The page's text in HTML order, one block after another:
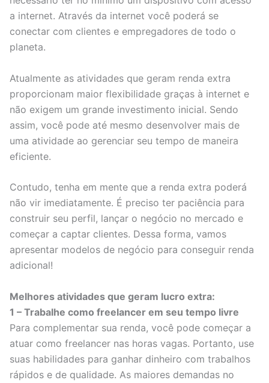
a internet. Através da internet você poderá se
conectar com clientes e empregadores de todo o
planeta.
Atualmente as atividades que geram renda extra
proporcionam maior flexibilidade graças à internet e
não exigem um grande investimento inicial. Sendo
assim, você pode até mesmo desenvolver mais de
uma atividade ao gerenciar seu tempo de maneira
eficiente.
Contudo, tenha em mente que a renda extra poderá
não vir imediatamente. É preciso ter paciência para
construir seu perfil, lançar o negócio no mercado e
começar a captar clientes. Dessa forma, vamos
apresentar modelos de negócio para conseguir renda
adicional!
Melhores atividades que geram lucro extra:
1 – Trabalhe como freelancer em seu tempo livre
Para complementar sua renda, você pode começar a
atuar como freelancer nas horas vagas. Portanto, use
suas habilidades para ganhar dinheiro com trabalhos
rápidos e de qualidade. As maiores demandas no